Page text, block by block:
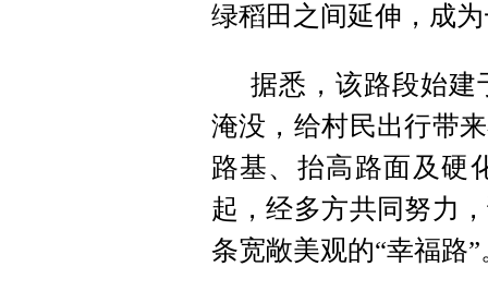
绿稻田之间延伸，成
据悉，该路段始建
淹没，给村民出行带
路基、抬高路面及硬
起，经多方共同努力
条宽敞美观的“幸福路”